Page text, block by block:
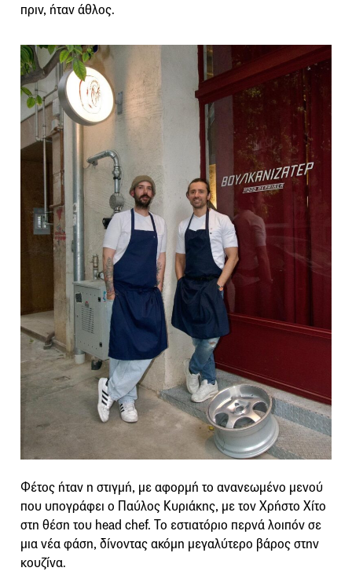
πριν, ήταν άθλος.
Φέτος ήταν η στιγμή, με αφορμή το ανανεωμένο μενού
που υπογράφει ο Παύλος Κυριάκης, με τον Χρήστο Χίτο
στη θέση του head chef. Το εστιατόριο περνά λοιπόν σε
μια νέα φάση, δίνοντας ακόμη μεγαλύτερο βάρος στην
κουζίνα.